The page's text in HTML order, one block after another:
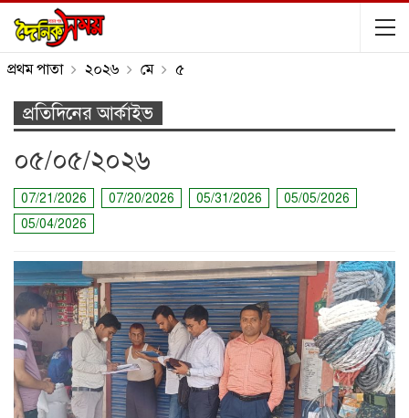
প্রথম পাতা ২০২৬ মে ৫
প্রতিদিনের আর্কাইভ
০৫/০৫/২০২৬
07/21/2026 07/20/2026 05/31/2026
05/05/2026
05/04/2026